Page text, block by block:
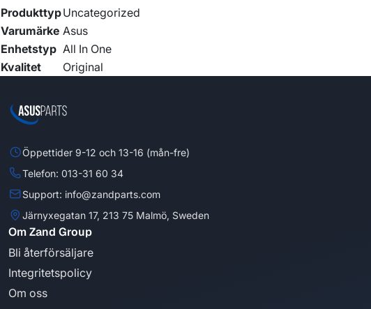
ProdukttypUncategorized
Varumärke Asus
Enhetstyp All In One
Kvalitet
Original
Öppettider 9-12 och 13-16 (mån-fre)
Telefon: 013-31 60 34
Support: info@zandparts.com
Järnyxegatan 17, 213 75 Malmö, Sweden
Om Zand Group
Bli återförsäljare
Integritetspolicy
Om oss